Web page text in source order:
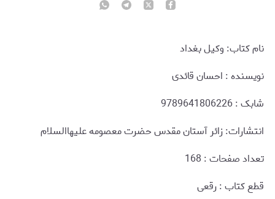
نام کتاب: وکیل بغداد
نويسنده : احسان قائدی
شابک : 9789641806226
انتشارات: زائر آستان مقدس حضرت معصومه علیهاالسلام
تعداد صفحات : 168
قطع کتاب : رقعی